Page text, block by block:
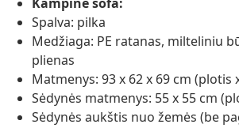
Spalva: pilka
Medžiaga: PE ratanas, milteliniu
plienas
Matmenys: 93 x 62 x 69 cm (plotis
Sėdynės matmenys: 55 x 55 cm
Sėdynės aukštis nuo žemės (be